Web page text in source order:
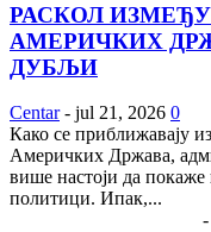
РАСКОЛ
АМЕРИЧКИХ
ДУБЉИ
Centar - jul 21, 2026 0
Како се приближавају
Америчких Држава,
више настоји да покаже
политици. Ипак,...